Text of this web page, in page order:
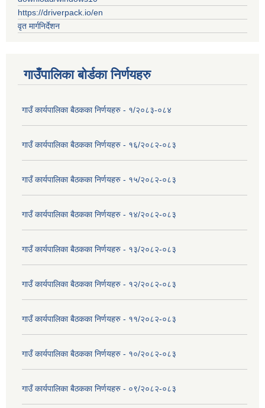
https://driverpack.io/en
वृत मार्गनिर्देशन
गाउँपालिका बोर्डका निर्णयहरु
गाउँ कार्यपालिका बैठकका निर्णयहरु - १/२०८३-०८४
गाउँ कार्यपालिका बैठकका निर्णयहरु - १६/२०८२-०८३
गाउँ कार्यपालिका बैठकका निर्णयहरु - १५/२०८२-०८३
गाउँ कार्यपालिका बैठकका निर्णयहरु - १४/२०८२-०८३
गाउँ कार्यपालिका बैठकका निर्णयहरु - १३/२०८२-०८३
गाउँ कार्यपालिका बैठकका निर्णयहरु - १२/२०८२-०८३
गाउँ कार्यपालिका बैठकका निर्णयहरु - ११/२०८२-०८३
गाउँ कार्यपालिका बैठकका निर्णयहरु - १०/२०८२-०८३
गाउँ कार्यपालिका बैठकका निर्णयहरु - ०९/२०८२-०८३